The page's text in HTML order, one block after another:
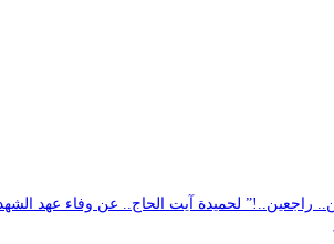
راجعين..!” لحميدة آيت الحاج.. عن وفاء عهد